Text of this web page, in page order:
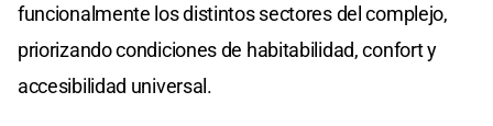
funcionalmente los distintos sectores del complejo,
priorizando condiciones de habitabilidad, confort y
accesibilidad universal.